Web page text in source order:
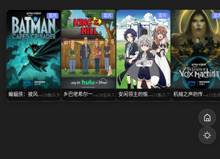
蓝光
蝙蝠侠：披风... (10集)5.9
蓝光
乡巴佬希尔一... (10全)6.1
蓝光
安闲领主的愉... (12集)5.7
蓝
机械之声的传... (12全)